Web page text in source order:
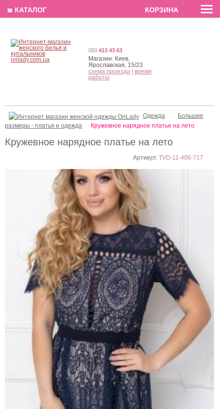
EN РУС
Кружевное нарядное платье на лето
Артикул:TVD-11-406-717
Одежда
Большие
размеры - платья и одежда
Кружевное нарядное платье на лето
050 413 43 63
Магазин: Киев,
Ярославская, 15/23
схема проезда
время
работы
≣ КАТАЛОГ КОРЗИНА